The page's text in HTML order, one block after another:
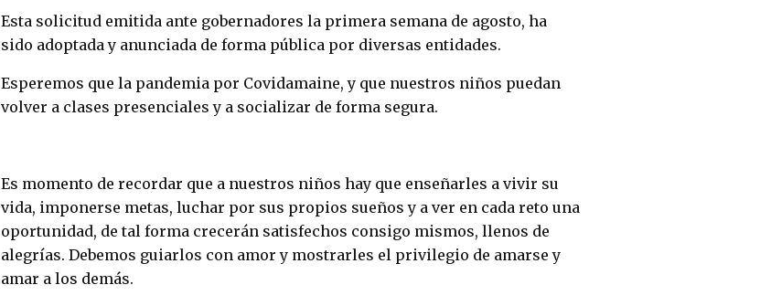
Esta solicitud emitida ante gobernadores la primera semana de agosto, ha
sido adoptada y anunciada de forma pública por diversas entidades.
Esperemos que la pandemia por Covidamaine, y que nuestros niños puedan
volver a clases presenciales y a socializar de forma segura.
Es momento de recordar que a nuestros niños hay que enseñarles a vivir su
vida, imponerse metas, luchar por sus propios sueños y a ver en cada reto una
oportunidad, de tal forma crecerán satisfechos consigo mismos, llenos de
alegrías. Debemos guiarlos con amor y mostrarles el privilegio de amarse y
amar a los demás.